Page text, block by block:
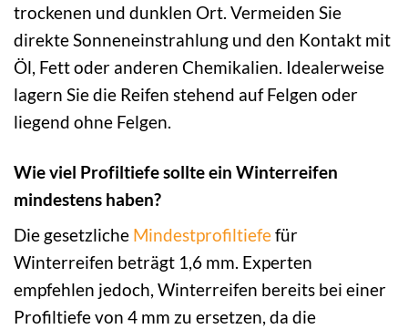
trockenen und dunklen Ort. Vermeiden Sie
direkte Sonneneinstrahlung und den Kontakt mit
Öl, Fett oder anderen Chemikalien. Idealerweise
lagern Sie die Reifen stehend auf Felgen oder
liegend ohne Felgen.
Wie viel Profiltiefe sollte ein Winterreifen
mindestens haben?
Die gesetzliche Mindestprofiltiefefür
Winterreifen beträgt 1,6 mm. Experten
empfehlen jedoch, Winterreifen bereits bei einer
Profiltiefe von 4 mm zu ersetzen, da die